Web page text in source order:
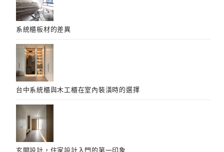
系統櫃板材的差異
台中系統櫃與木工櫃在室內裝潢時的選擇